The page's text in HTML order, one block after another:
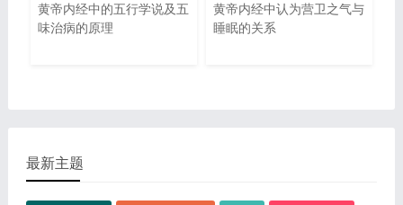
黄帝内经中的五行学说及五
味治病的原理
黄帝内经中认为营卫之气与
睡眠的关系
最新主题